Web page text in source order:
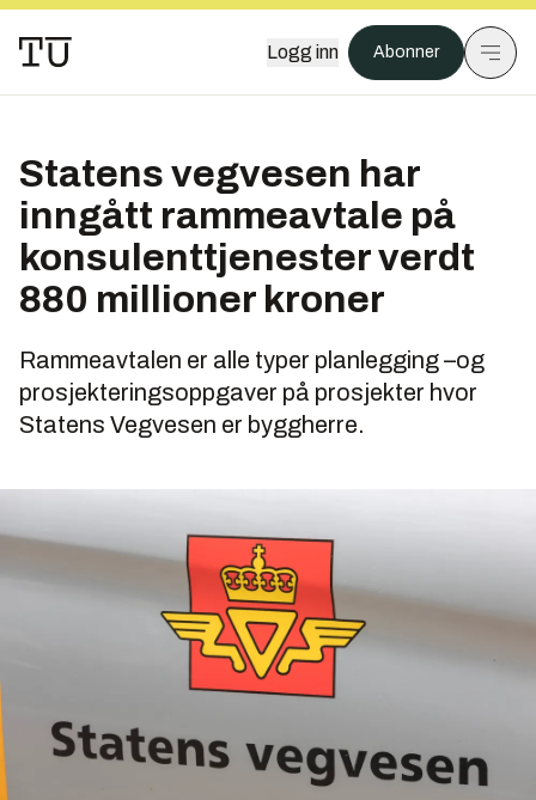
Logg inn Abonner
Statens vegvesen har
inngått rammeavtale på
konsulenttjenester verdt
880 millioner kroner
Rammeavtalen er alle typer planlegging –og
prosjekteringsoppgaver på prosjekter hvor
Statens Vegvesen er byggherre.